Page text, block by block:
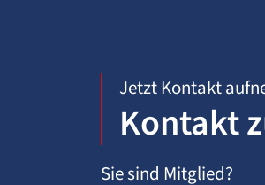
Jetzt Kontakt
Kontakt
Sie sind Mitglied?